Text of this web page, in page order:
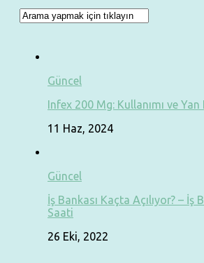
Güncel
Infex 200 Mg: Kullanımı ve
11 Haz, 2024
Güncel
İş Bankası Kaçta Açılıyor? – İş
Saati
26 Eki, 2022